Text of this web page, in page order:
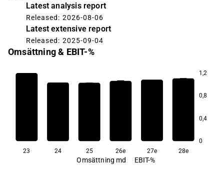
Latest analysis report
Released: 2026-08-06
Latest extensive report
Released: 2025-09-04
Omsättning & EBIT-%
1,2
0,8
0,4
0
23 24 25 26e 27e 28e
Omsättning md EBIT-%